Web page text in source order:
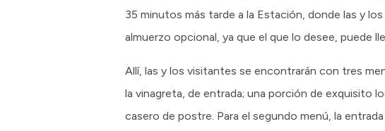
35 minutos más tarde a la Estación, donde las y
almuerzo opcional, ya que el que lo desee, puede
Allí, las y los visitantes se encontrarán con tres
la vinagreta, de entrada; una porción de exquisito
casero de postre. Para el segundo menú, la